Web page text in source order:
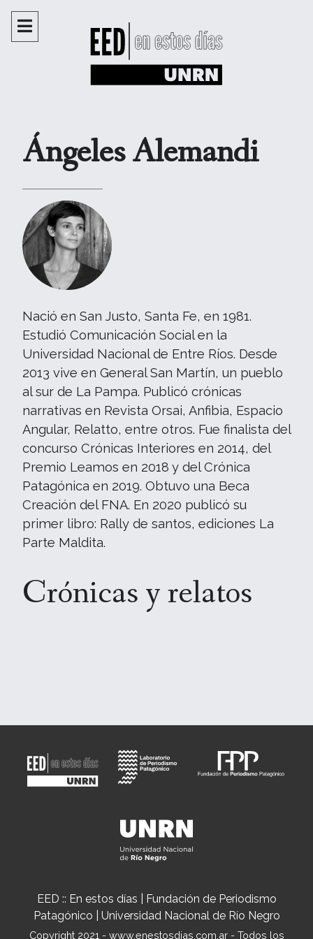
Ángeles Alemandi
Nació en San Justo, Santa Fe, en 1981.
Estudió Comunicación Social en la
Universidad Nacional de Entre Ríos. Desde
2013 vive en General San Martín, un pueblo
al sur de La Pampa. Publicó crónicas
narrativas en Revista Orsai, Anfibia, Espacio
Angular, Relatto, entre otros. Fue finalista del
concurso Crónicas Interiores en 2014, del
Premio Leamos en 2018 y del Crónica
Patagónica en 2019. Obtuvo una Beca
Creación del FNA. En 2020 publicó su
primer libro: Rally de santos, ediciones La
Parte Maldita.
Crónicas y relatos
EED :: En estos días | Fundación de Periodismo
Patagónico | Universidad Nacional de Río Negro
Copyright 2021 - www.enestosdias.com.ar - Todos los